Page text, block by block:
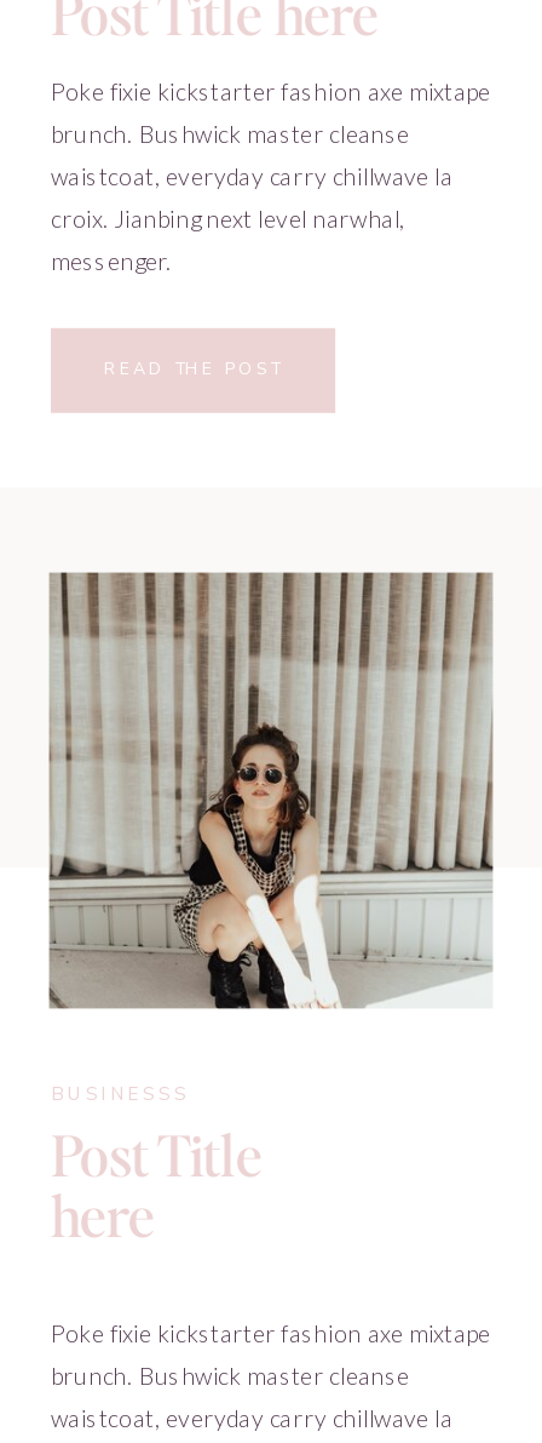
Poke fixie kickstarter fashion axe mixtape
brunch. Bushwick master cleanse
waistcoat, everyday carry chillwave la
croix. Jianbing next level narwhal,
messenger.
READ THE POST
BUSINESSS
Post Title
here
Poke fixie kickstarter fashion axe mixtape
brunch. Bushwick master cleanse
waistcoat, everyday carry chillwave la